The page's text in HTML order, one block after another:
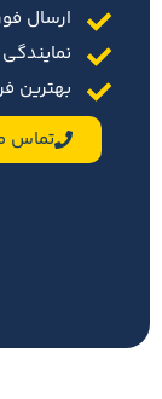
ارسال
بهترین
تماس